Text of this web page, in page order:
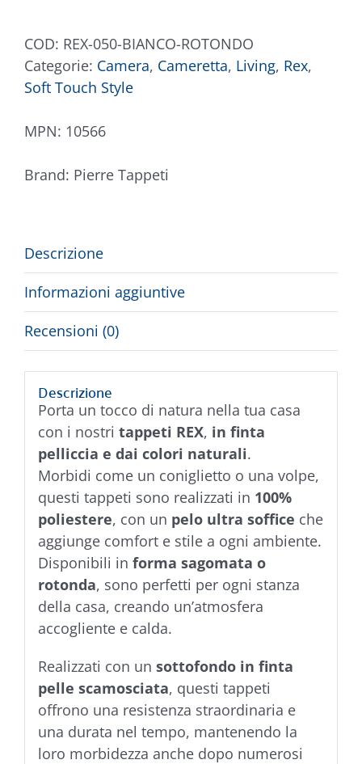
COD: REX-050-BIANCO-ROTONDO
Categorie: Camera, Cameretta, Living, Rex,
Soft Touch Style
MPN: 10566
Brand: Pierre Tappeti
Descrizione
Informazioni aggiuntive
Recensioni (0)
Descrizione
Porta un tocco di natura nella tua casa
con i nostri tappeti REX, in finta
pelliccia e dai colori naturali.
Morbidi come un coniglietto o una volpe,
questi tappeti sono realizzati in 100%
poliestere, con un pelo ultra soffice che
aggiunge comfort e stile a ogni ambiente.
Disponibili in forma sagomata o
rotonda, sono perfetti per ogni stanza
della casa, creando un’atmosfera
accogliente e calda.
Realizzati con un sottofondo in finta
pelle scamosciata, questi tappeti
offrono una resistenza straordinaria e
una durata nel tempo, mantenendo la
loro morbidezza anche dopo numerosi